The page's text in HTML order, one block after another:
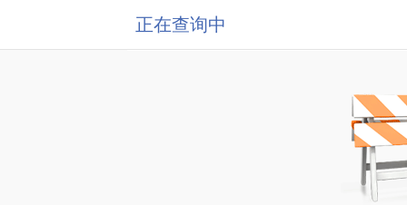
正在查询中